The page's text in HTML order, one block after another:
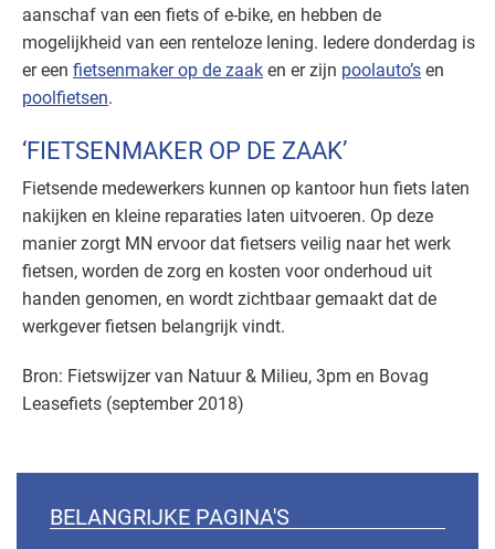
aanschaf van een fiets of e-bike, en hebben de
mogelijkheid van een renteloze lening. Iedere donderdag is
er een fietsenmaker op de zaak en er zijn poolauto’s en
poolfietsen.
‘FIETSENMAKER OP DE ZAAK’
Fietsende medewerkers kunnen op kantoor hun fiets laten
nakijken en kleine reparaties laten uitvoeren. Op deze
manier zorgt MN ervoor dat fietsers veilig naar het werk
fietsen, worden de zorg en kosten voor onderhoud uit
handen genomen, en wordt zichtbaar gemaakt dat de
werkgever fietsen belangrijk vindt.
Bron: Fietswijzer van Natuur & Milieu, 3pm en Bovag
Leasefiets (september 2018)
BELANGRIJKE PAGINA'S